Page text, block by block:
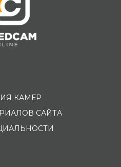
КАМЕР
САЙТА